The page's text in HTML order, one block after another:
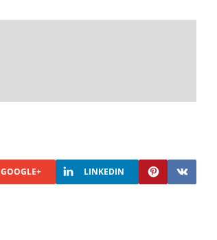
GOOGLE+ LINKEDIN